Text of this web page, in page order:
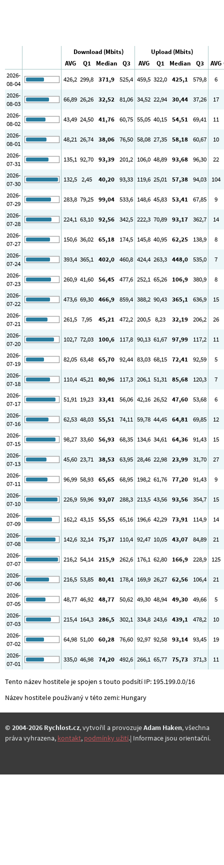
Download (Mbits)
Upload (Mbits)
AVG
Q1 Median Q3 AVG Q1 Median Q3 AVG
2026-
08-04
426,2 299,8 371,9 525,4 459,5 322,0 425,1 579,8
6
2026-
08-03
66,89 26,26 32,52 81,06 34,52 22,94 30,44 37,26
17
2026-
08-02
43,49 24,50 41,76 60,75 55,05 40,15 54,51 69,41
11
2026-
08-01
48,21 26,74 38,06 76,50 58,08 27,35 58,18 60,67
10
2026-
07-31
135,1 92,70 93,39 201,2 106,0 48,89 93,68 96,30
22
2026-
07-30
132,5 2,45 40,20 93,33 119,6 25,01 57,38 94,03
104
2026-
07-29
283,8 79,25 99,04 533,6 148,6 45,83 53,41 67,85
9
2026-
07-28
224,1 63,10 92,56 342,5 222,3 70,89 93,17 362,7
14
2026-
07-27
150,6 36,02 65,18 174,5 145,8 40,95 62,25 138,9
8
2026-
07-24
393,4 365,1 402,0 460,8 424,4 263,3 448,0 535,0
7
2026-
07-23
260,9 41,60 56,45 477,6 252,1 65,26 106,9 380,9
8
2026-
07-22
473,6 69,30 466,9 859,4 388,2 90,43 365,1 636,9
15
2026-
07-21
261,5 7,95 45,21 472,2 200,5 8,23 32,19 206,2
26
2026-
07-20
102,7 72,03 100,6 117,8 90,13 61,67 97,99 117,2
11
2026-
07-19
82,05 63,48 65,70 92,44 83,03 68,15 72,41 92,59
5
2026-
07-18
110,4 45,21 80,96 117,3 206,1 51,31 85,68 120,3
7
2026-
07-17
51,91 19,23 33,41 56,06 42,16 26,52 47,60 53,68
6
2026-
07-16
62,53 48,03 55,51 74,11 59,78 44,45 64,81 69,85
12
2026-
07-15
98,27 33,60 56,93 68,35 134,6 34,61 64,36 91,43
15
2026-
07-13
45,60 23,71 38,53 63,95 28,46 22,98 23,99 31,70
27
2026-
07-11
96,99 58,93 65,65 68,95 198,2 61,76 77,20 91,43
9
2026-
07-10
226,9 59,96 93,07 288,3 213,5 43,56 93,56 354,7
15
2026-
07-09
162,2 43,15 55,55 65,16 196,6 42,29 73,91 114,9
14
2026-
07-08
142,6 32,14 75,37 110,4 92,47 10,05 43,07 84,89
21
2026-
07-07
216,2 54,14 215,9 262,6 176,1 62,80 166,9 228,9
125
2026-
07-06
216,5 53,85 80,41 178,4 169,9 26,27 62,56 106,4
21
2026-
07-05
48,77 46,92 48,77 50,62 49,30 48,94 49,30 49,66
5
2026-
07-03
215,4 164,3 286,5 302,1 334,8 243,6 439,1 478,2
10
2026-
07-02
64,98 51,00 60,28 76,60 92,97 92,58 93,14 93,45
19
2026-
07-01
335,0 46,98 74,20 492,6 266,1 65,77 75,73 371,3 11
Tento název hostitele je spojen s touto podsítí IP: 195.199.0.0/16
Název hostitele používaný v této zemi: Hungary
© 2004-2026 Rychlost.cz, vytvořil a provozujeAdam Haken, všechna
práva vyhrazena, kontakt, podmínky užití.| Informace jsou orientační.